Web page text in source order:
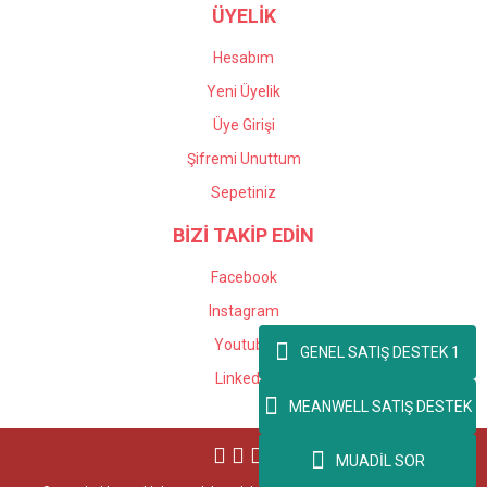
ÜYELİK
Hesabım
Yeni Üyelik
Üye Girişi
Şifremi Unuttum
Sepetiniz
BİZİ TAKİP EDİN
Facebook
Instagram
Youtube
Linkedin
GENEL SATIŞ DESTEK 1
MEANWELL SATIŞ DESTEK
MUADİL SOR